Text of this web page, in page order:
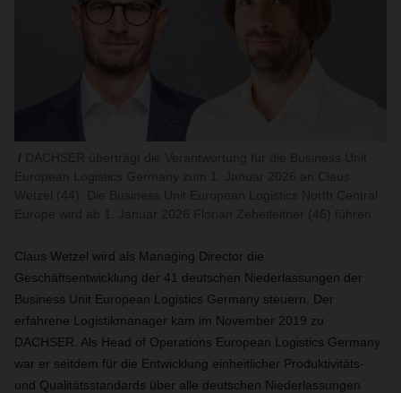
Claus Wetzel wird als Managing Director die
Geschäftsentwicklung der 41 deutschen Niederlassungen der
Business Unit European Logistics Germany steuern. Der
erfahrene Logistikmanager kam im November 2019 zu
DACHSER. Als Head of Operations European Logistics Germany
war er seitdem für die Entwicklung einheitlicher Produktivitäts-
und Qualitätsstandards über alle deutschen Niederlassungen